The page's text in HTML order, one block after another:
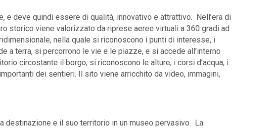
deve quindi essere di qualità, innovativo e attrattivo. Nell’era di
storico viene valorizzato da riprese aeree virtuali a 360 gradi ad
nella quale si riconoscono i punti di interesse, i
a terra, si percorrono le vie e le piazze, e si accede all’interno
circostante il borgo, si riconoscono le alture, i corsi d’acqua, i
dei sentieri. Il sito viene arricchito da video, immagini,
destinazione e il suo territorio in un museo pervasivo. La